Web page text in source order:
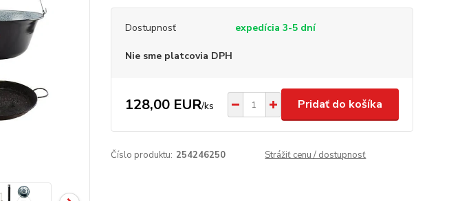
Dostupnosť expedícia 3-5 dní
Nie sme platcovia DPH
128,00 EUR/ks Pridať do košíka
Číslo produktu: 254246250 Strážiť cenu / dostupnosť